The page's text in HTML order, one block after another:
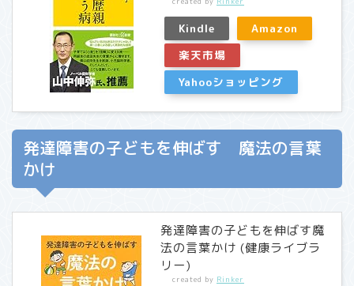
Kindle
Amazon
楽天市場
Yahooショッピング
発達障害の子どもを伸ばす 魔法の言葉
かけ
発達障害の子どもを伸ばす魔
法の言葉かけ (健康ライブラ
リー)
created by Rinker